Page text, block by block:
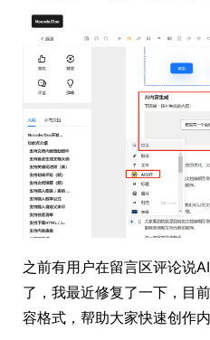
之前有用户在留言区评论说
了，我最近修复了一下，目
容格式，帮助大家快速创作内